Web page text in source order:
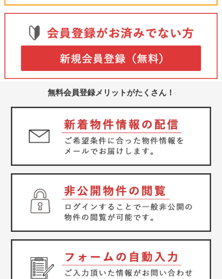
無料会員登録メリットがたくさん！